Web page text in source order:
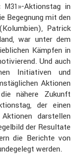
M31 »-Aktionstag in
Begeg­nung mit den
Patrick
war unter dem
Kämpfen in
Und auch
Initia­tiven und
Aktionen
nähere Zukunft
der einen
darstellen
der Resul­tate
die Berichte von
werden.